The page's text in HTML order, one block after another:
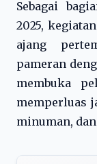
Sebagai
2025,
ajang
pameran
membuka
memperluas
minuman,